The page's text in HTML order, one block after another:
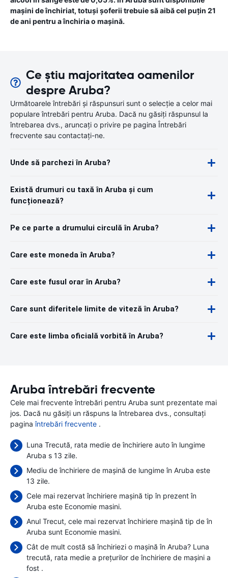
mașini de închiriat, totuși șoferii trebuie să aibă cel puțin 21
de ani pentru a închiria o mașină.
Ce știu majoritatea oamenilor
despre Aruba?
Următoarele întrebări și răspunsuri sunt o selecție a celor mai
populare întrebări pentru Aruba. Dacă nu găsiți răspunsul la
întrebarea dvs., aruncați o privire pe pagina Întrebări
frecvente sau contactați-ne.
Unde să parchezi în Aruba?
Există drumuri cu taxă în Aruba și cum
funcționează?
Pe ce parte a drumului circulă în Aruba?
Care este moneda în Aruba?
Care este fusul orar în Aruba?
Care sunt diferitele limite de viteză în Aruba?
Care este limba oficială vorbită în Aruba?
Aruba întrebări frecvente
Cele mai frecvente întrebări pentru Aruba sunt prezentate mai
jos. Dacă nu găsiți un răspuns la întrebarea dvs., consultați
paginaîntrebări frecvente .
Luna Trecută, rata medie de închiriere auto în lungime
Aruba s 13 zile.
Mediu de închiriere de mașină de lungime în Aruba este
13 zile.
Cele mai rezervat închiriere mașină tip în prezent în
Aruba este Economie masini.
Anul Trecut, cele mai rezervat închiriere mașină tip de în
Aruba sunt Economie masini.
Cât de mult costă să închiriezi o mașină în Aruba? Luna
trecută, rata medie a prețurilor de închiriere de mașini a
fost .